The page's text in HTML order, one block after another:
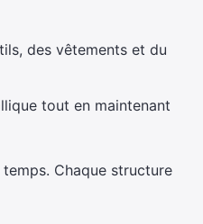
des vêtements et du
tout en maintenant
Chaque structure